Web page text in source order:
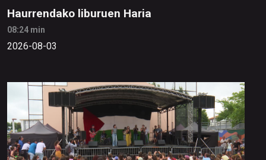
Haurrendako liburuen Haria
08:24 min
2026-08-03